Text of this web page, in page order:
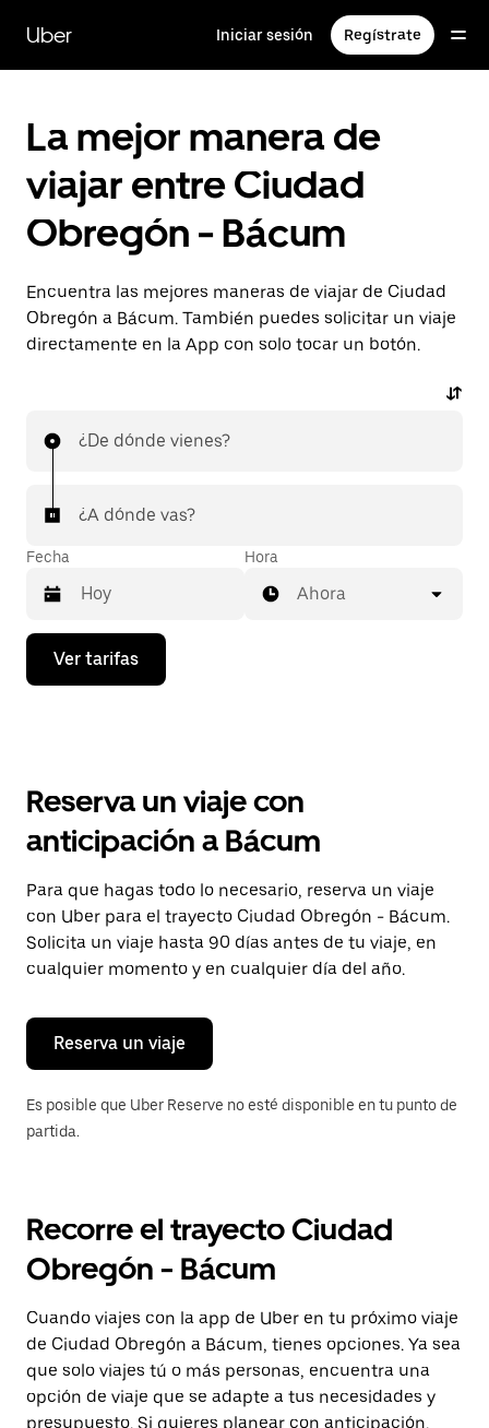
contenido
principal
Uber Iniciar sesión Regístrate
La mejor manera de
viajar entre Ciudad
Obregón - Bácum
Encuentra las mejores maneras de viajar de Ciudad
Obregón a Bácum. También puedes solicitar un viaje
directamente en la App con solo tocar un botón.
¿De dónde vienes?
¿A dónde vas?
Fecha
Presiona
flecha
el
y
selecciona
una
fecha.
Presiona
la
tecla Esc
para
el
calendario.
Hora
Ahora
Ver tarifas
Reserva un viaje con
anticipación a Bácum
Para que hagas todo lo necesario, reserva un viaje
con Uber para el trayecto Ciudad Obregón - Bácum.
Solicita un viaje hasta 90 días antes de tu viaje, en
cualquier momento y en cualquier día del año.
Reserva un viaje
Es posible que Uber Reserve no esté disponible en tu punto de
partida.
Recorre el trayecto Ciudad
Obregón - Bácum
Cuando viajes con la app de Uber en tu próximo viaje
de Ciudad Obregón a Bácum, tienes opciones. Ya sea
que solo viajes tú o más personas, encuentra una
opción de viaje que se adapte a tus necesidades y
presupuesto. Si quieres planear con anticipación,